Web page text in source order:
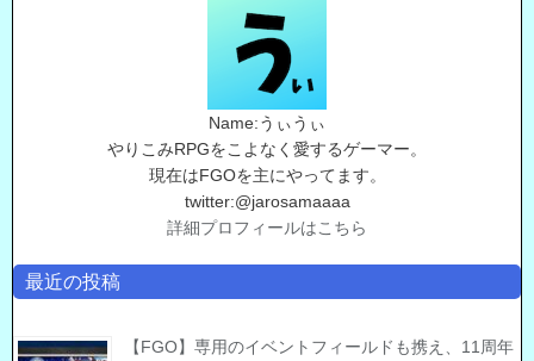
Name:うぃうぃ
やりこみRPGをこよなく愛するゲーマー。
現在はFGOを主にやってます。
twitter:@jarosamaaaa
詳細プロフィールはこちら
最近の投稿
【FGO】専用のイベントフィールドも携え、11周年